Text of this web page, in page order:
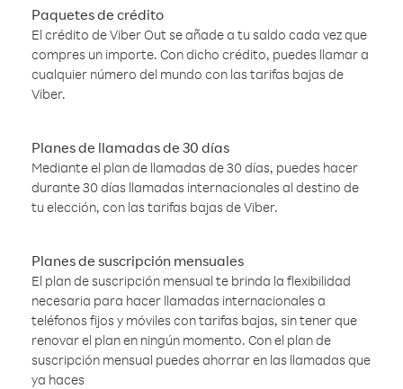
Paquetes de crédito
El crédito de Viber Out se añade a tu saldo cada vez que
compres un importe. Con dicho crédito, puedes llamar a
cualquier número del mundo con las tarifas bajas de
Viber.
Planes de llamadas de 30 días
Mediante el plan de llamadas de 30 días, puedes hacer
durante 30 días llamadas internacionales al destino de
tu elección, con las tarifas bajas de Viber.
Planes de suscripción mensuales
El plan de suscripción mensual te brinda la flexibilidad
necesaria para hacer llamadas internacionales a
teléfonos fijos y móviles con tarifas bajas, sin tener que
renovar el plan en ningún momento. Con el plan de
suscripción mensual puedes ahorrar en las llamadas que
ya haces